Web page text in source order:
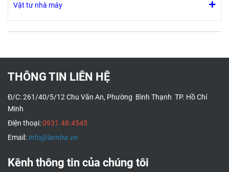
Vật tư nhà máy
THÔNG TIN LIÊN HỆ
Đ/C: 261/40/5/12 Chu Văn An, Phường Bình Thạnh TP. Hồ Chí
Minh
Điện thoại:0931.48.4545
Email: info@lamha.vn
Kênh thông tin của chúng tôi